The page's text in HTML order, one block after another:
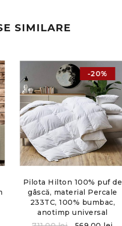
SIMILARE
-20%
Pilota Hilton 100% puf de
gâscă, material Percale
233TC, 100% bumbac,
anotimp universal